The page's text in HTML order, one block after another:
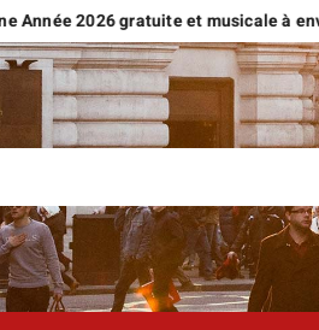
2026 gratuite et musicale à envoyer